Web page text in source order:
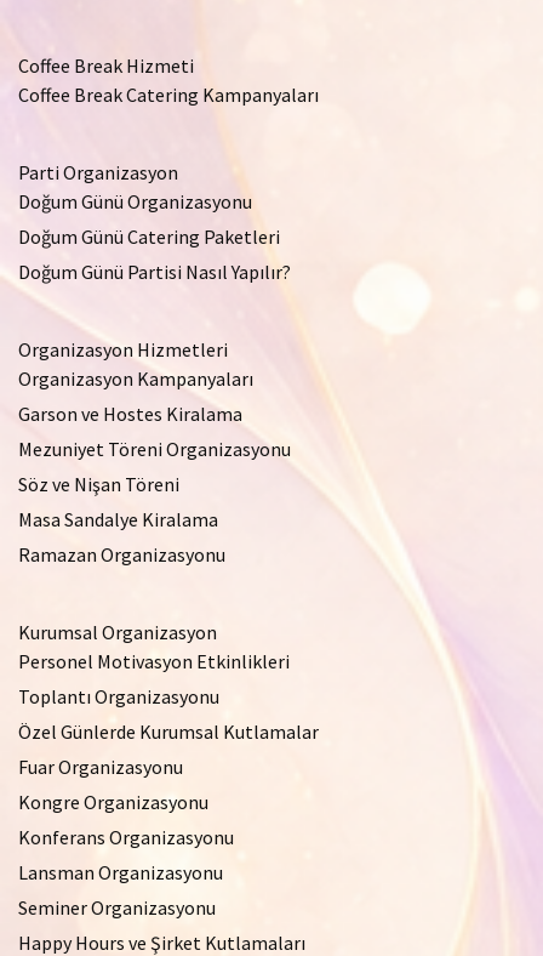
Coffee Break Hizmeti
Coffee Break Catering Kampanyaları
Parti Organizasyon
Doğum Günü Organizasyonu
Doğum Günü Catering Paketleri
Doğum Günü Partisi Nasıl Yapılır?
Organizasyon Hizmetleri
Organizasyon Kampanyaları
Garson ve Hostes Kiralama
Mezuniyet Töreni Organizasyonu
Söz ve Nişan Töreni
Masa Sandalye Kiralama
Ramazan Organizasyonu
Kurumsal Organizasyon
Personel Motivasyon Etkinlikleri
Toplantı Organizasyonu
Özel Günlerde Kurumsal Kutlamalar
Fuar Organizasyonu
Kongre Organizasyonu
Konferans Organizasyonu
Lansman Organizasyonu
Seminer Organizasyonu
Happy Hours ve Şirket Kutlamaları